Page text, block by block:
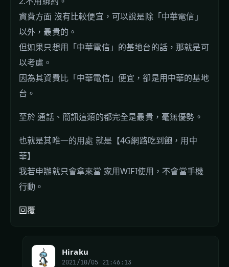
資費方面 沒有比較便宜，可以說是除「中華電信」
以外，最貴的。
但如果只想用「中華電信」的基地台的話，那就是可
以考慮。
因為其資費比「中華電信」便宜，卻是用中華的基地
台。
至於 通話、簡訊這類的都完全是最貴，毫無優勢。
也就是其唯一的用處 就是【4G網路吃到飽，用中
華】
我若申辦就只會拿來當 家用WIFI使用，不會當手機
行動。
回覆
Hiraku
2021/10/05 21:46:13